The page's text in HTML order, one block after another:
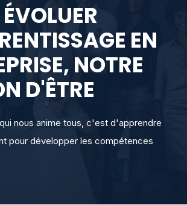
EN
NOTRE
D'ÊTRE
nous anime tous, c'est d'apprendre
pour développer les compétences